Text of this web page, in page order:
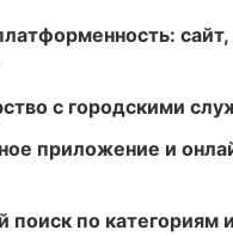
сайт,
с городскими
приложение и
поиск по категориям и